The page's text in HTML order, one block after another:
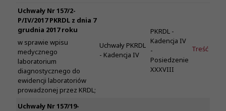
Uchwały Nr 157/2-
P/IV/2017 PKRDL z dnia 7
grudnia 2017 roku
w sprawie wpisu
medycznego
laboratorium
diagnostycznego do
ewidencji laboratoriów
prowadzonej przez KRDL;
Uchwały PKRDL
- Kadencja IV
PKRDL -
Kadencja IV
-
Posiedzenie
XXXVIII
Treść
Uchwały Nr 157/19-